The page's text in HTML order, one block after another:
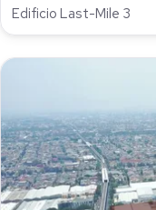
Edificio Last-Mile 3